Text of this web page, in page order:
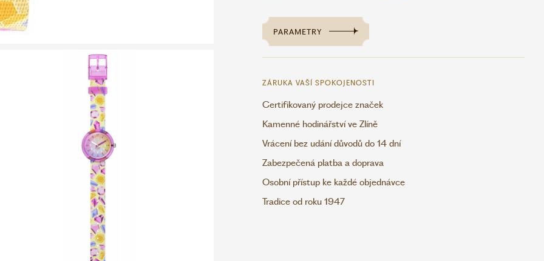
PARAMETRY
ZÁRUKA VAŠÍ SPOKOJENOSTI
Certifikovaný prodejce značek
Kamenné hodinářství ve Zlíně
Vrácení bez udání důvodů do 14 dní
Zabezpečená platba a doprava
Osobní přístup ke každé objednávce
Tradice od roku 1947